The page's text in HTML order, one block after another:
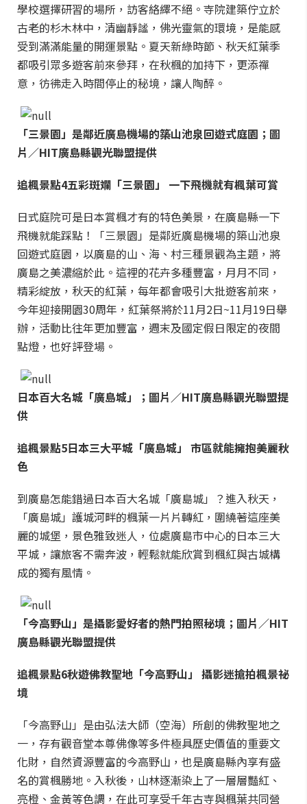
學校選擇研習的場所，訪客絡繹不絕。寺院建築佇立於
古老的杉木林中，清幽靜謐，佛光靈氣的環境，是能感
受到滿滿能量的開運景點。夏天新綠時節、秋天紅葉季
都吸引眾多遊客前來參拜，在秋楓的加持下，更添禪
意，彷彿走入時間停止的秘境，讓人陶醉。
「三景園」是鄰近廣島機場的築山池泉回遊式庭園；圖
片／HIT廣島縣觀光聯盟提供
追楓景點4五彩斑斕「三景園」 一下飛機就有楓葉可賞
日式庭院可是日本賞楓才有的特色美景，在廣島縣一下
飛機就能踩點！「三景園」是鄰近廣島機場的築山池泉
回遊式庭園，以廣島的山、海、村三種景觀為主題，將
廣島之美濃縮於此。這裡的花卉多種豐富，月月不同，
精彩綻放，秋天的紅葉，每年都會吸引大批遊客前來，
今年迎接開園30周年，紅葉祭將於11月2日~11月19日舉
辦，活動比往年更加豐富，週末及國定假日限定的夜間
點燈，也好評登場。
日本百大名城「廣島城」；圖片／HIT廣島縣觀光聯盟提
供
追楓景點5日本三大平城「廣島城」 市區就能擁抱美麗秋
色
到廣島怎能錯過日本百大名城「廣島城」？進入秋天，
「廣島城」護城河畔的楓葉一片片轉紅，圍繞著這座美
麗的城堡，景色雅致迷人，位處廣島市中心的日本三大
平城，讓旅客不需奔波，輕鬆就能欣賞到楓紅與古城構
成的獨有風情。
「今高野山」是攝影愛好者的熱門拍照秘境；圖片／HIT
廣島縣觀光聯盟提供
追楓景點6秋遊佛教聖地「今高野山」 攝影迷搶拍楓景祕
境
「今高野山」是由弘法大師（空海）所創的佛教聖地之
一，存有觀音堂本尊佛像等多件極具歷史價值的重要文
化財，自然資源豐富的今高野山，也是廣島縣內享有盛
名的賞楓勝地。入秋後，山林逐漸染上了一層層豔紅、
亮橙、金黃等色調，在此可享受千年古寺與楓葉共同營